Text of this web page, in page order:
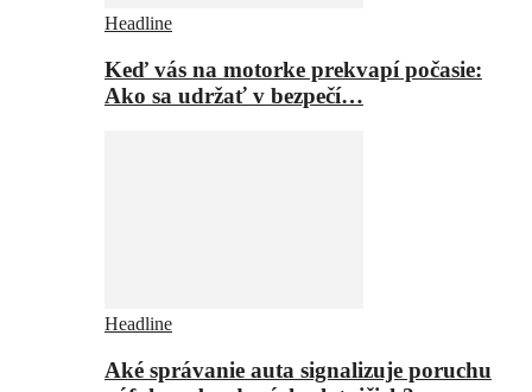
Headline
Keď vás na motorke prekvapí počasie:
Ako sa udržať v bezpečí…
Headline
Aké správanie auta signalizuje poruchu